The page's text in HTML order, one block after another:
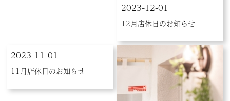
2023-12-01
12月店休日のお知らせ
2023-11-01
11月店休日のお知らせ